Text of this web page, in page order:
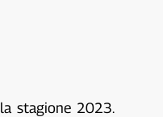
stagione 2023.